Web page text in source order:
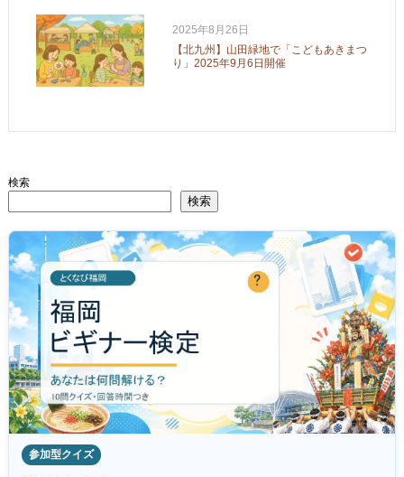
2025年8月26日
【北九州】山田緑地で「こどもあきまつ
り」2025年9月6日開催
検索
検索
参加型クイズ